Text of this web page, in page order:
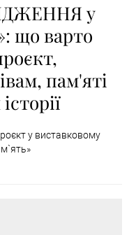
у
що варто
пам'яті
у виставковому